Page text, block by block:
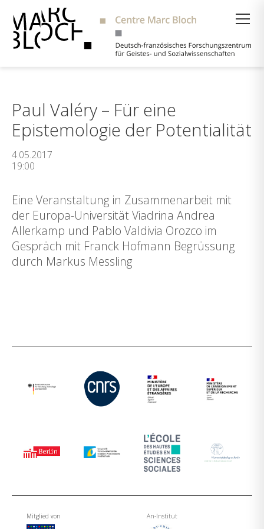
Paul Valéry – Für eine
Epistemologie der Potentialität
4.05.2017
19:00
Eine Veranstaltung in Zusammenarbeit mit
der Europa-Universität Viadrina Andrea
Allerkamp und Pablo Valdivia Orozco im
Gespräch mit Franck Hofmann Begrüssung
durch Markus Messling
Mitglied von An-Institut